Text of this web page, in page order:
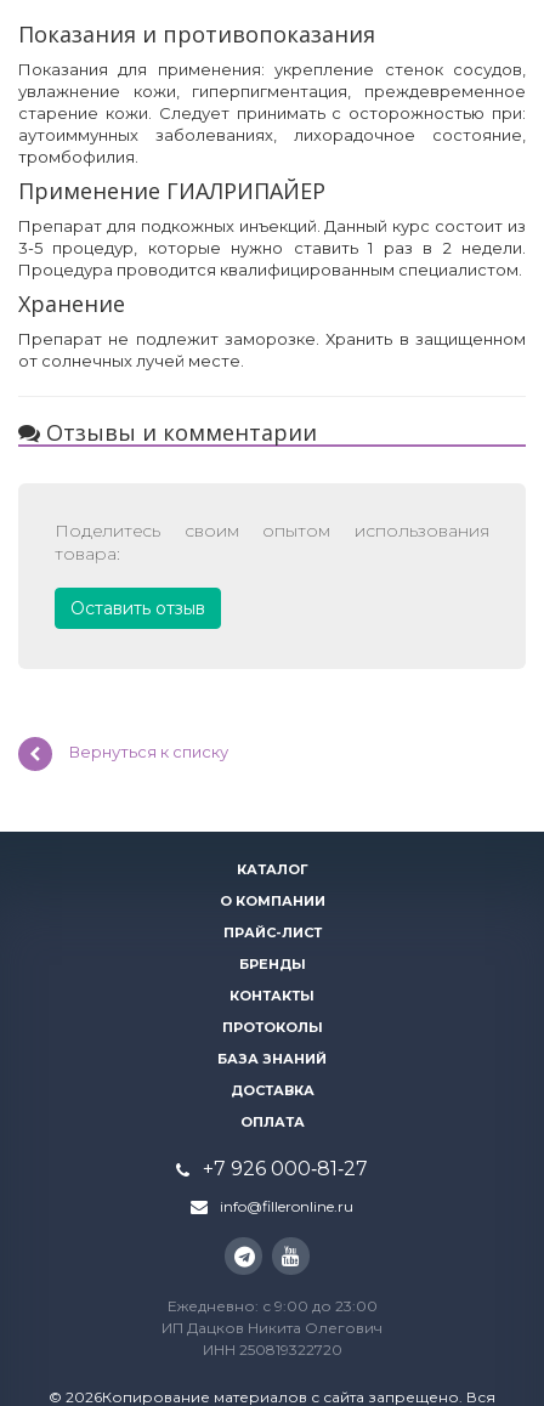
Показания и противопоказания
Показания для применения: укрепление стенок сосудов,
увлажнение кожи, гиперпигментация, преждевременное
старение кожи. Следует принимать с осторожностью при:
аутоиммунных заболеваниях, лихорадочное состояние,
тромбофилия.
Применение ГИАЛРИПАЙЕР
Препарат для подкожных инъекций. Данный курс состоит из
3-5 процедур, которые нужно ставить 1 раз в 2 недели.
Процедура проводится квалифицированным специалистом.
Хранение
Препарат не подлежит заморозке. Хранить в защищенном
от солнечных лучей месте.
Отзывы и комментарии
Поделитесь своим опытом использования
товара:
Оставить отзыв
Вернуться к списку
© 2026Копирование материалов с сайта запрещено. Вся
КАТАЛОГ
О КОМПАНИИ
ПРАЙС-ЛИСТ
БРЕНДЫ
КОНТАКТЫ
ПРОТОКОЛЫ
БАЗА ЗНАНИЙ
ДОСТАВКА
ОПЛАТА
+7 926 000‑81‑27
info@filleronline.ru
Ежедневно: с 9:00 до 23:00
ИП Дацков Никита Олегович
ИНН 250819322720